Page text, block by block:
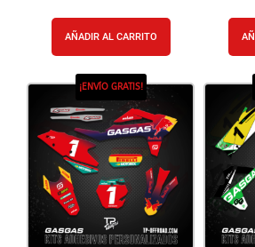
AÑADIR AL CARRITO
¡ENVÍO GRATIS!